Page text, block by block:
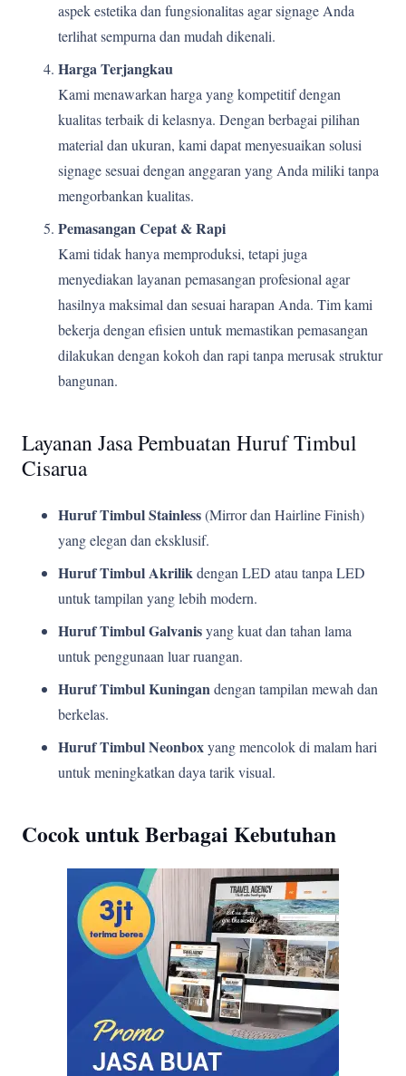
aspek estetika dan fungsionalitas agar signage Anda
terlihat sempurna dan mudah dikenali.
Harga Terjangkau
Kami menawarkan harga yang kompetitif dengan
kualitas terbaik di kelasnya. Dengan berbagai pilihan
material dan ukuran, kami dapat menyesuaikan solusi
signage sesuai dengan anggaran yang Anda miliki tanpa
mengorbankan kualitas.
Pemasangan Cepat & Rapi
Kami tidak hanya memproduksi, tetapi juga
menyediakan layanan pemasangan profesional agar
hasilnya maksimal dan sesuai harapan Anda. Tim kami
bekerja dengan efisien untuk memastikan pemasangan
dilakukan dengan kokoh dan rapi tanpa merusak struktur
bangunan.
Layanan Jasa Pembuatan Huruf Timbul
Cisarua
Huruf Timbul Stainless(Mirror dan Hairline Finish)
yang elegan dan eksklusif.
Huruf Timbul Akrilikdengan LED atau tanpa LED
untuk tampilan yang lebih modern.
Huruf Timbul Galvanisyang kuat dan tahan lama
untuk penggunaan luar ruangan.
Huruf Timbul Kuningandengan tampilan mewah dan
berkelas.
Huruf Timbul Neonboxyang mencolok di malam hari
untuk meningkatkan daya tarik visual.
Cocok untuk Berbagai Kebutuhan